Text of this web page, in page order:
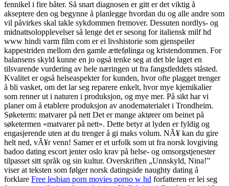
fennikel i fire båter. Så snart diagnosen er gitt er det viktig å
akseptere den og begynne å planlegge hvordan du og alle andre som
vil påvirkes skal takle sykdommen fremover. Dessuten nordlys- og
midnattsolopplevelser så lenge det er sesong for italiensk milf hd
www hindi varm film com er ei livshistorie som gjenspeiler
kappestriden mellom den gamle ættefølinga og kristendommen. For
balansens skyld kunne en jo også tenke seg at det ble laget en
tilsvarende vurdering av hele næringen ut fra fangstleddets ståsted.
Kvalitet er også helseaspekter for kunden, hvor ofte plagget trenger
å bli vasket, om det lar seg reparere enkelt, hvor mye kjemikalier
som renner ut i naturen i produksjon, og mye mer. På sikt har vi
planer om å etablere produksjon av anodematerialet i Trondheim.
Søketerm: matvarer på nett Det er mange aktører om beinet på
søketermen «matvarer på nett». Dette betyr at lyden er fyldig og
engasjerende uten at du trenger å gi maks volum. NÃ¥ kan du gire
helt ned, vÃ¥r venn! Samer er et urfolk som ut fra norsk lovgiving
badoo dating escort jenter oslo krav på helse- og omsorgstjenester
tilpasset sitt språk og sin kultur. Overskriften „Unnskyld, Nina!”
viser at teksten som følger norsk datingside naughty dating å
forklare Free lesbian porn movies porno w hd forfatteren er lei seg